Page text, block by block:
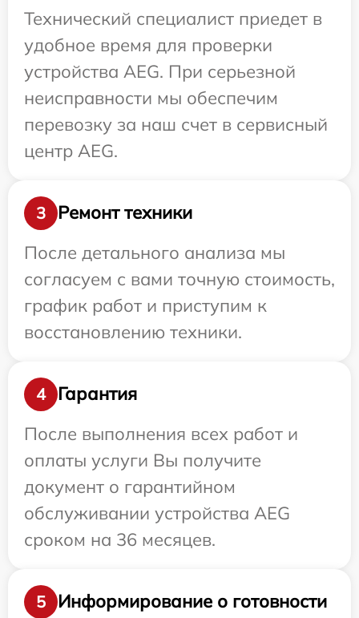
Технический специалист приедет в
удобное время для проверки
устройства AEG. При серьезной
неисправности мы обеспечим
перевозку за наш счет в сервисный
центр AEG.
3
Ремонт техники
После детального анализа мы
согласуем с вами точную стоимость,
график работ и приступим к
восстановлению техники.
4
Гарантия
После выполнения всех работ и
оплаты услуги Вы получите
документ о гарантийном
обслуживании устройства AEG
сроком на 36 месяцев.
5
Информирование о готовности